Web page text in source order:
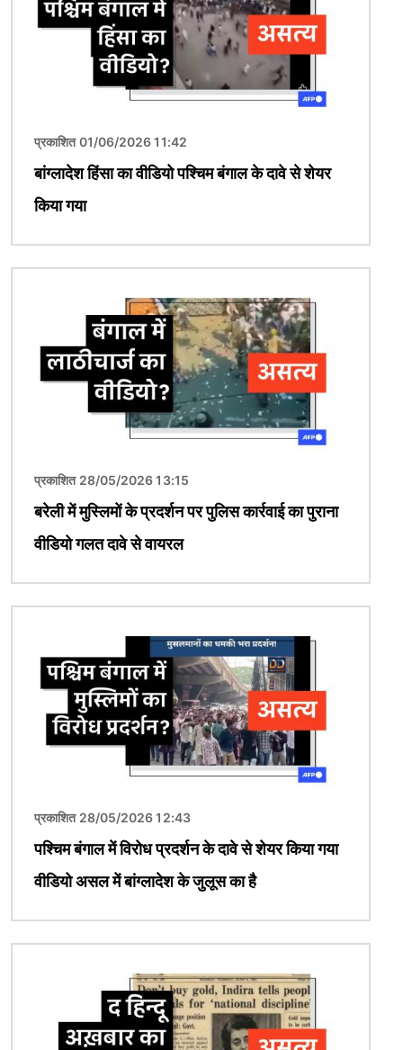
प्रकाशित 01/06/2026 11:42
बांग्लादेश हिंसा का वीडियो पश्चिम बंगाल के दावे से शेयर
किया गया
प्रकाशित 28/05/2026 13:15
बरेली में मुस्लिमों के प्रदर्शन पर पुलिस कार्रवाई का पुराना
वीडियो गलत दावे से वायरल
प्रकाशित 28/05/2026 12:43
पश्चिम बंगाल में विरोध प्रदर्शन के दावे से शेयर किया गया
वीडियो असल में बांग्लादेश के जुलूस का है